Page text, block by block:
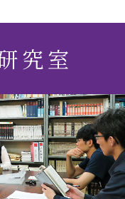
究室